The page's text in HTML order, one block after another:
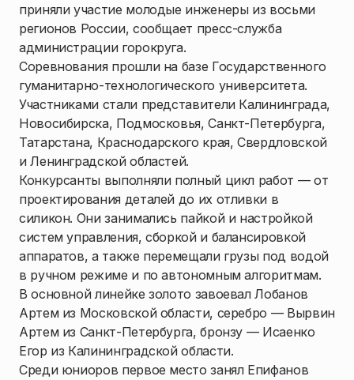
приняли участие молодые инженеры из восьми
регионов России, сообщает пресс-служба
администрации горокруга.
Соревнования прошли на базе Государственного
гуманитарно-технологического университета.
Участниками стали представители Калининграда,
Новосибирска, Подмосковья, Санкт-Петербурга,
Татарстана, Краснодарского края, Свердловской
и Ленинградской областей.
Конкурсанты выполняли полный цикл работ — от
проектирования деталей до их отливки в
силикон. Они занимались пайкой и настройкой
систем управления, сборкой и балансировкой
аппаратов, а также перемещали грузы под водой
в ручном режиме и по автономным алгоритмам.
В основной линейке золото завоевал Лобанов
Артем из Московской области, серебро — Вырвин
Артем из Санкт-Петербурга, бронзу — Исаенко
Егор из Калининградской области.
Среди юниоров первое место занял Епифанов